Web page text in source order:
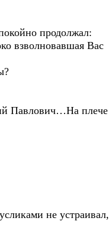
продолжал:
взволновавшая Вас
Павлович…На плече
не устраивал,